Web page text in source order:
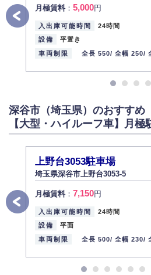
月極賃料： 5,000円
入出庫可能時間
24時間
設備
平置き
車両制限
全長 550/ 全幅 250/
深谷市（埼玉県）のおすすめ
【大型・ハイルーフ車】月極
上野台3053駐車場
埼玉県深谷市上野台3053-5
月極賃料： 7,150円
入出庫可能時間
24時間
設備
平面
車両制限
全長 500/ 全幅 230/